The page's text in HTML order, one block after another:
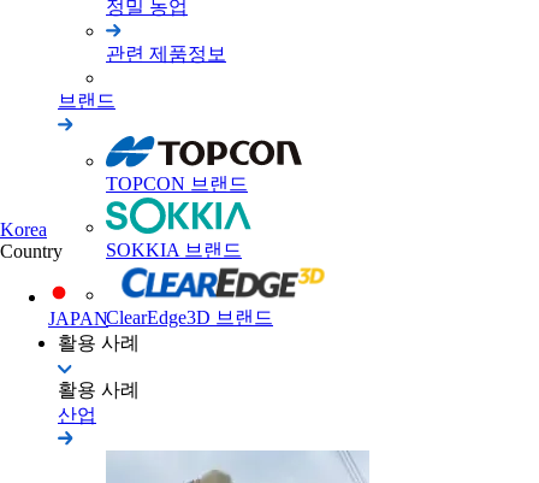
정밀 농업
관련 제품정보
브랜드
TOPCON 브랜드
SOKKIA 브랜드
ClearEdge3D 브랜드
활용 사례
활용 사례
산업
Korea
Country
JAPAN